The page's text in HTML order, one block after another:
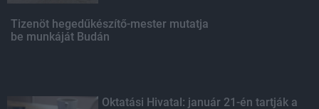
Tizenöt hegedűkészítő-mester mutatja
be munkáját Budán
Oktatási Hivatal: január 21-én tartják a